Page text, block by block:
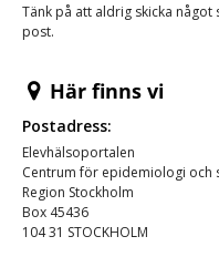
Tänk på att aldrig skicka
post.
Här finns vi
Postadress:
Elevhälsoportalen
Centrum för epidemiologi och
Region Stockholm
Box 45436
104 31 STOCKHOLM